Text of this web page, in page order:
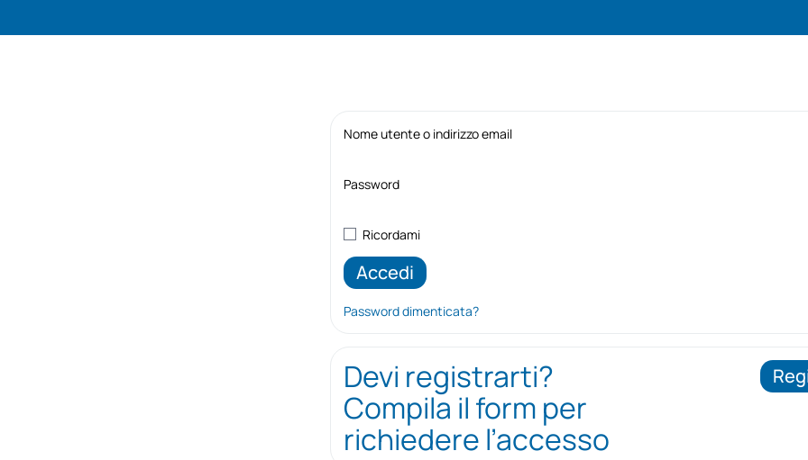
Nome utente o indirizzo email
Password
Ricordami
Password dimenticata?
Devi registrarti?
Compila il form per
richiedere l’accesso